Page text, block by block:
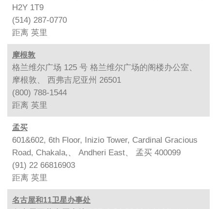
H2Y 1T9
(514) 287-0770
距离 英里
摩根敦
格兰维尔广场 125 号 格兰维尔广场的阁楼办公室、
摩根敦、 西弗吉尼亚州 26501
(800) 788-1544
距离 英里
孟买
601&602, 6th Floor, Inizio Tower, Cardinal Gracious
Road, Chakala,、 Andheri East、 孟买 400099
(91) 22 66816903
距离 英里
名古屋和11卫星办事处